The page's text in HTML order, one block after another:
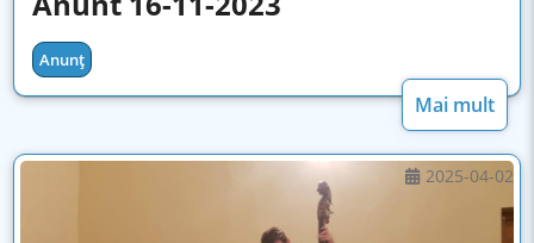
Mai mult
Anunț
2025-04-02